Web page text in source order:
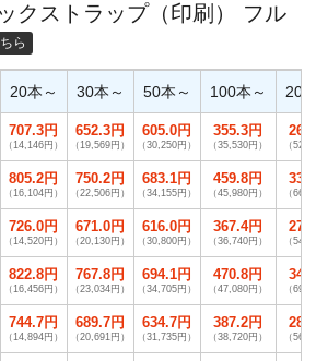
クストラップ（印刷） フル
20本～ 30本～ 50本～ 100本～ 200
707.3円
（14,146円）
652.3円
（19,569円）
605.0円
（30,250円）
355.3円
（35,530円）
260.7
（52,140
805.2円
（16,104円）
750.2円
（22,506円）
683.1円
（34,155円）
459.8円
（45,980円）
334.4
（66,880
726.0円
（14,520円）
671.0円
（20,130円）
616.0円
（30,800円）
367.4円
（36,740円）
271.7
（54,340
822.8円
（16,456円）
767.8円
（23,034円）
694.1円
（34,705円）
470.8円
（47,080円）
347.6
（69,520
744.7円
（14,894円）
689.7円
（20,691円）
634.7円
（31,735円）
387.2円
（38,720円）
280.5
（56,100